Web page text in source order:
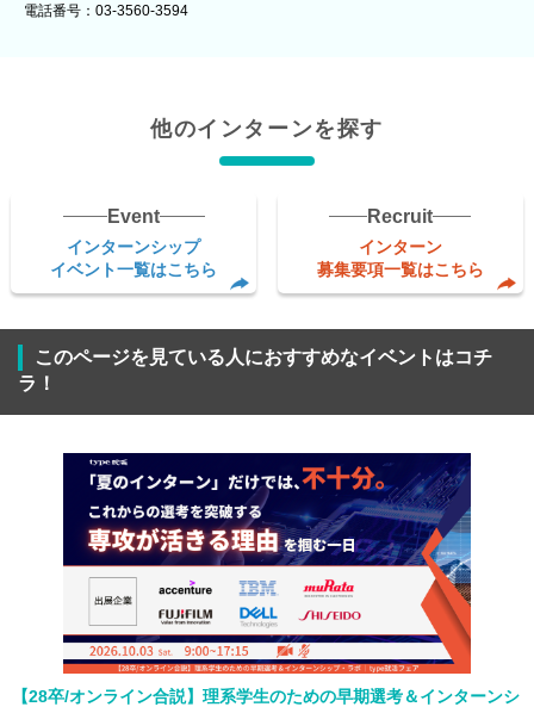
電話番号：03-3560-3594
他のインターンを探す
Event
インターンシップ
イベント一覧はこちら
Recruit
インターン
募集要項一覧はこちら
このページを見ている人におすすめなイベントはコチ
ラ！
【28卒/オンライン合説】理系学生のための早期選考＆インターンシ